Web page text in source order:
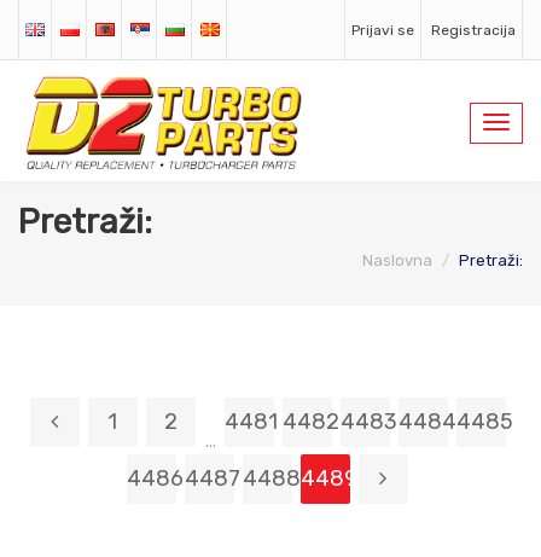
Prijavi se Registracija
Pretraži:
Naslovna Pretraži:
1 2
...
4481 4482448344844485
4486448744884489